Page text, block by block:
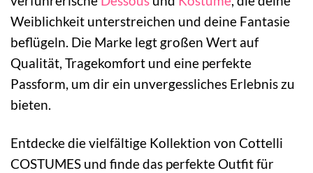
Weiblichkeit unterstreichen und deine Fantasie
beflügeln. Die Marke legt großen Wert auf
Qualität, Tragekomfort und eine perfekte
Passform, um dir ein unvergessliches Erlebnis zu
bieten.
Entdecke die vielfältige Kollektion von Cottelli
COSTUMES und finde das perfekte Outfit für